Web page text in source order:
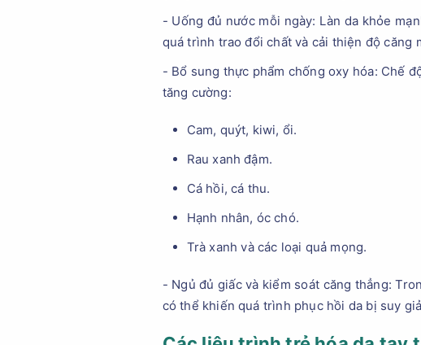
- Uống đủ nước mỗi ngày: Làn da khỏe
quá trình trao đổi chất và cải thiện độ căng
- Bổ sung thực phẩm chống oxy hóa: Chế
tăng cường:
Cam, quýt, kiwi, ổi.
Rau xanh đậm.
Cá hồi, cá thu.
Hạnh nhân, óc chó.
Trà xanh và các loại quả mọng.
- Ngủ đủ giấc và kiểm soát căng thẳng:
có thể khiến quá trình phục hồi da bị suy